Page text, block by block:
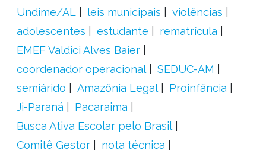
Undime/AL
leis municipais
violências
adolescentes
estudante
rematrícula
EMEF Valdici Alves Baier
coordenador operacional
SEDUC-AM
semiárido
Amazônia Legal
Proinfância
Ji-Paraná
Pacaraima
Busca Ativa Escolar pelo Brasil
Comitê Gestor
nota técnica